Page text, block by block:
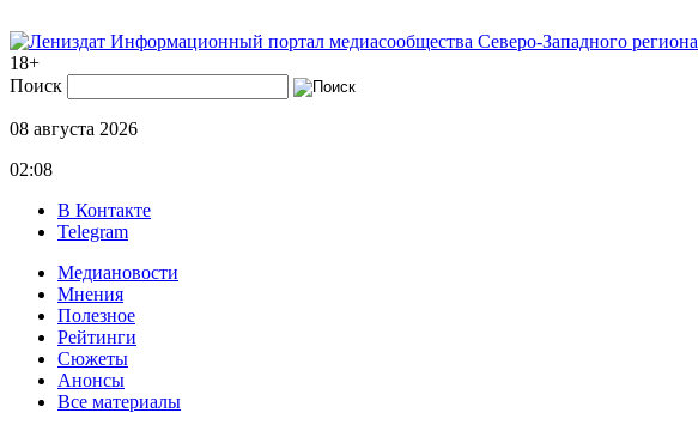
Информационный портал медиасообщества Северо-Западного региона
18+
Поиск
08 августа 2026
02:08
В Контакте
Telegram
Медиановости
Мнения
Полезное
Рейтинги
Сюжеты
Анонсы
Все материалы